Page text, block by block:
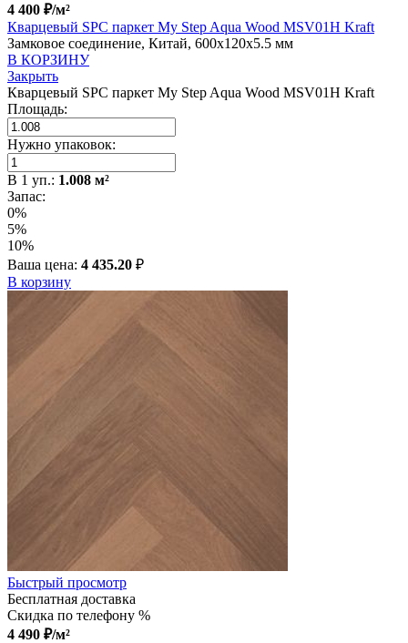
4 400 ₽/м²
Кварцевый SPC паркет My Step Aqua Wood MSV01H Kraft
Замковое соединение, Китай, 600x120x5.5 мм
В КОРЗИНУ
Закрыть
Кварцевый SPC паркет My Step Aqua Wood MSV01H Kraft
Площадь:
Нужно упаковок:
В 1 уп.: 1.008 м²
Запас:
0%
5%
10%
Ваша цена: 4 435.20 ₽
В корзину
Быстрый просмотр
Бесплатная доставка
Скидка по телефону %
4 490 ₽/м²